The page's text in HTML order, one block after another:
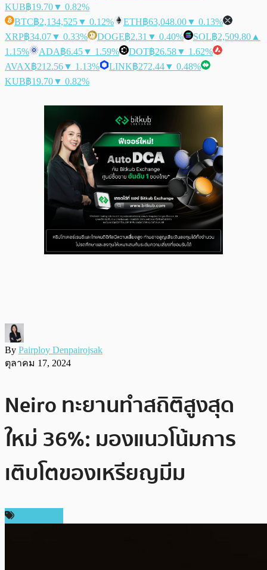
KUB฿19.70▼ 0.82%
BTC฿2,134,525▼ 0.12% ETH฿63,048.00▼ 0.13%
XRP฿34.07▼ 0.33% DOGE฿2.31 ▼ 0.40% SOL฿2,509.80 ▲
1.15%
ADA฿6.45▼ 1.59% DOT฿26.58▼ 1.62%
AVAX฿212.56▼ 1.13% LINK฿272.44▼ 0.48%
KUB฿19.70▼ 0.82%
By Pairploy Denpairojsak
ตุลาคม 17, 2024
Neiro ทะยานทำสถิติสูงสุด
ใหม่ 36%: มองแนวโน้มการ
เติบโตของเหรียญมีม